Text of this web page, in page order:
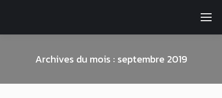
Archives du mois : septembre 2019